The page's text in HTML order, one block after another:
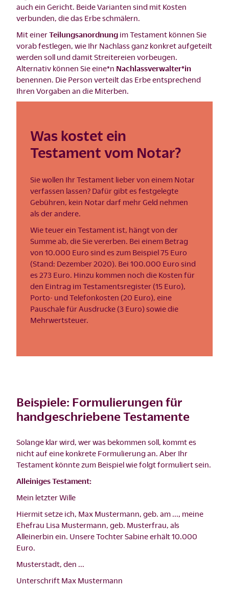
auch ein Gericht. Beide Varianten sind mit Kosten
verbunden, die das Erbe schmälern.
Mit einerTeilungsanordnung im Testament können Sie
vorab festlegen, wie Ihr Nachlass ganz konkret aufgeteilt
werden soll und damit Streitereien vorbeugen.
Alternativ können Sie eine*n Nachlassverwalter*in
benennen. Die Person verteilt das Erbe entsprechend
Ihren Vorgaben an die Miterben.
Was kostet ein
Testament vom Notar?
Sie wollen Ihr Testament lieber von einem Notar
verfassen lassen? Dafür gibt es festgelegte
Gebühren, kein Notar darf mehr Geld nehmen
als der andere.
Wie teuer ein Testament ist, hängt von der
Summe ab, die Sie vererben. Bei einem Betrag
von 10.000 Euro sind es zum Beispiel 75 Euro
(Stand: Dezember 2020). Bei 100.000 Euro sind
es 273 Euro. Hinzu kommen noch die Kosten für
den Eintrag im Testamentsregister (15 Euro),
Porto- und Telefonkosten (20 Euro), eine
Pauschale für Ausdrucke (3 Euro) sowie die
Mehrwertsteuer.
Beispiele: Formulierungen für
handgeschriebene Testamente
Solange klar wird, wer was bekommen soll, kommt es
nicht auf eine konkrete Formulierung an. Aber Ihr
Testament könnte zum Beispiel wie folgt formuliert sein.
Alleiniges Testament:
Mein letzter Wille
Hiermit setze ich, Max Mustermann, geb. am ..., meine
Ehefrau Lisa Mustermann, geb. Musterfrau, als
Alleinerbin ein. Unsere Tochter Sabine erhält 10.000
Euro.
Musterstadt, den ...
Unterschrift Max Mustermann